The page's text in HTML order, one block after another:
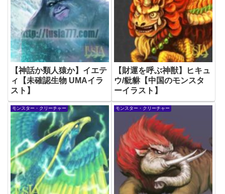
【神話か類人猿か】イエテ
ィ【未確認生物 UMAイラ
スト】
【財運を呼ぶ神獣】ヒキュ
ウ/豼貅【中国のモンスタ
ーイラスト】
モンスター・クリーチャー モンスター・クリーチャー